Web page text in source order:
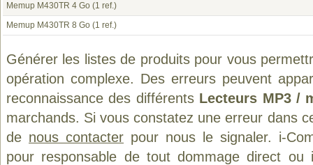
Memup M430TR 4 Go (1 ref.)
Memup M430TR 8 Go (1 ref.)
Générer les listes de produits pour vous
opération complexe. Des erreurs peuvent
reconnaissance des différents Lecteurs MP3 /
marchands. Si vous constatez une erreur dans
de nous contacter pour nous le signaler. i-
pour responsable de tout dommage direct